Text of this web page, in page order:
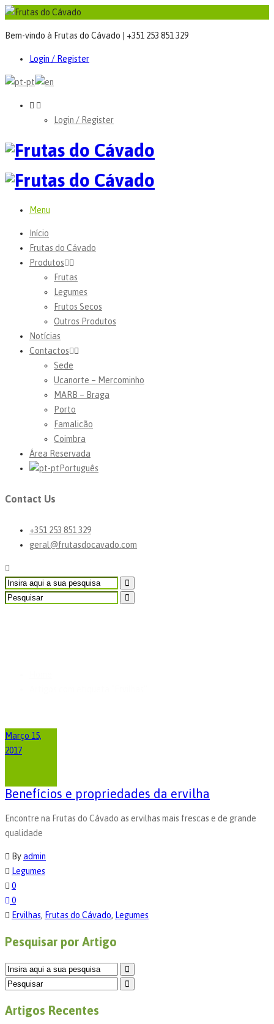
Bem-vindo à Frutas do Cávado | +351 253 851 329
Login / Register
Login / Register
Menu
Início
Frutas do Cávado
Produtos
Frutas
Legumes
Frutos Secos
Outros Produtos
Notícias
Contactos
Sede
Ucanorte – Mercominho
MARB – Braga
Porto
Famalicão
Coimbra
Área Reservada
Português
Contact Us
+351 253 851 329
geral@frutasdocavado.com
Março 15,
2017
Benefícios e propriedades da ervilha
Encontre na Frutas do Cávado as ervilhas mais frescas e de grande
qualidade
Byadmin
Legumes
0
0
Ervilhas, Frutas do Cávado, Legumes
Pesquisar por Artigo
Artigos Recentes